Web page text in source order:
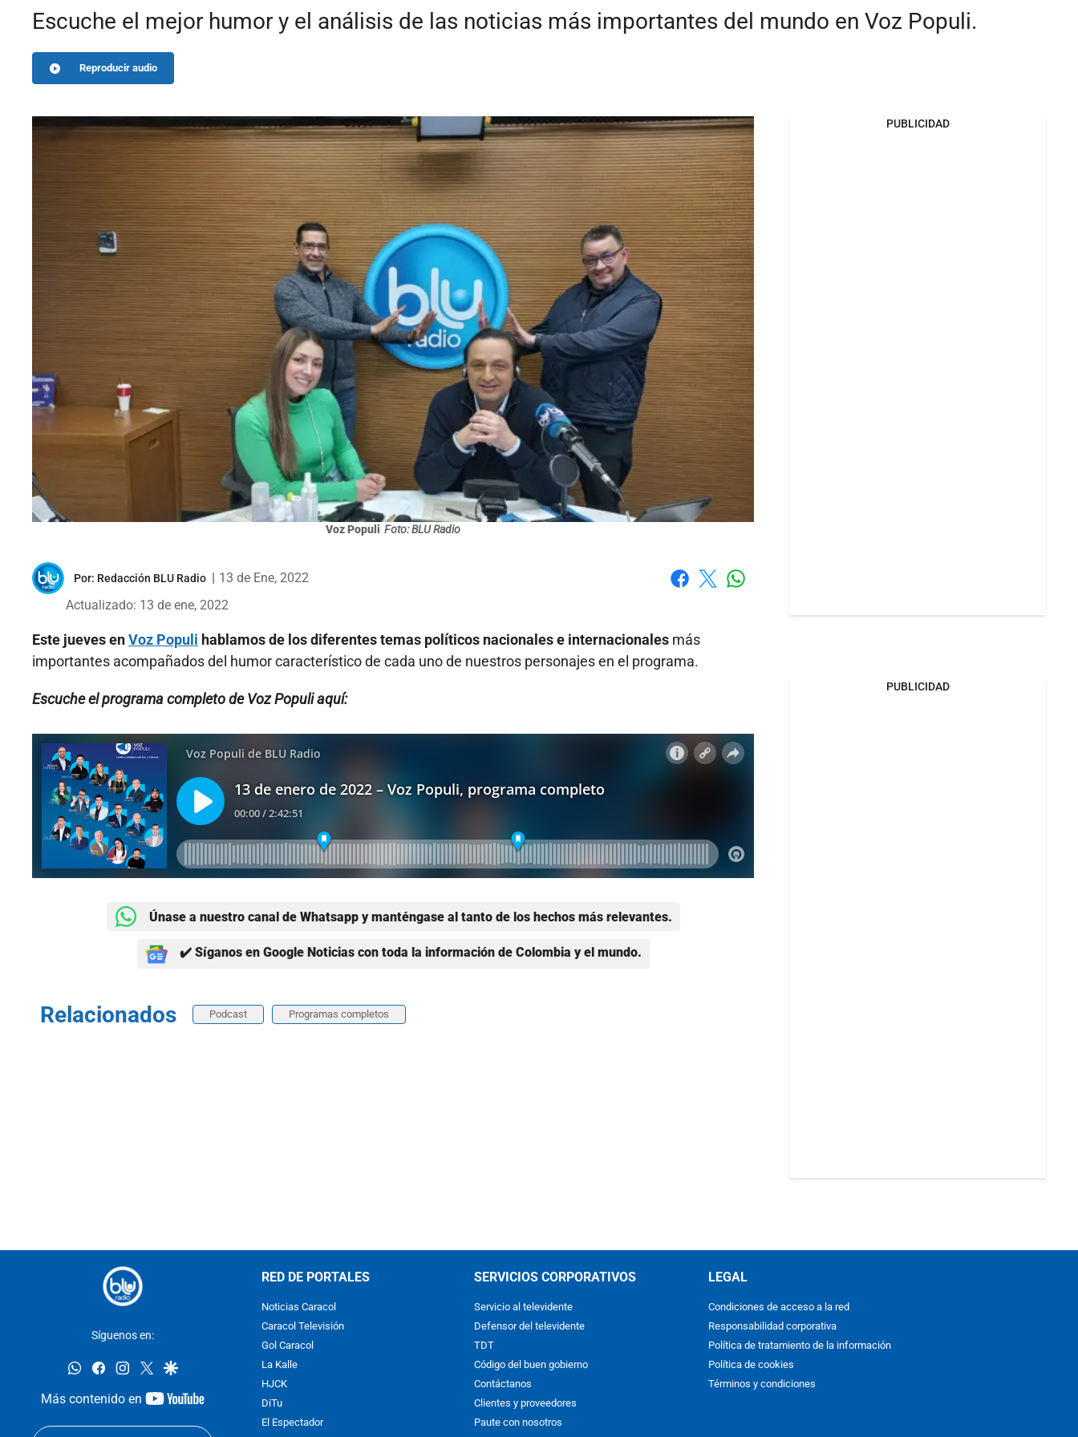
Escuche el mejor humor y el análisis de las noticias más importantes del mundo en Voz Populi.
Reproducir audio
Voz Populi Foto: BLU Radio
Por: Redacción BLU Radio
13 de Ene, 2022
Actualizado: 13 de ene, 2022
Este jueves enVoz Populi hablamos de los diferentes temas políticos nacionales e internacionales más
importantes acompañados del humor característico de cada uno de nuestros personajes en el programa.
Escuche el programa completo de Voz Populi aquí:
Únase a nuestro canal de Whatsapp y manténgase al tanto de los hechos más relevantes.
✔️ Síganos en Google Noticias con toda la información de Colombia y el mundo.
Relacionados Podcast Programas completos
PUBLICIDAD
PUBLICIDAD
Síguenos en:
whatsappfacebookinstagram
twittergoogle
Más contenido en
youtube-
RED DE PORTALES
Noticias Caracol
Caracol Televisión
Gol Caracol
La Kalle
HJCK
DiTu
El Espectador
SERVICIOS CORPORATIVOS
Servicio al televidente
Defensor del televidente
TDT
Código del buen gobierno
Contáctanos
Clientes y proveedores
Paute con nosotros
LEGAL
Condiciones de acceso a la red
Responsabilidad corporativa
Política de tratamiento de la información
Política de cookies
Términos y condiciones